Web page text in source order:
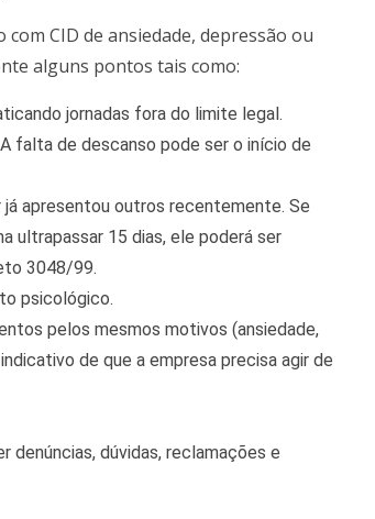
CID de ansiedade, depressão ou
alguns pontos tais como:
jornadas fora do limite legal.
falta de descanso pode ser o início de
apresentou outros recentemente. Se
ultrapassar 15 dias, ele poderá ser
3048/99.
psicológico.
pelos mesmos motivos (ansiedade,
de que a empresa precisa agir de
denúncias, dúvidas, reclamações e